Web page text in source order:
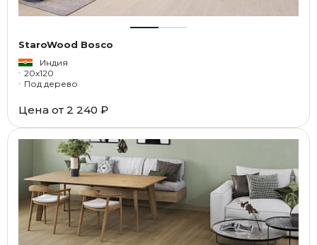
StaroWood Bosco
Индия
20x120
Под дерево
Цена от 2 240 ₽